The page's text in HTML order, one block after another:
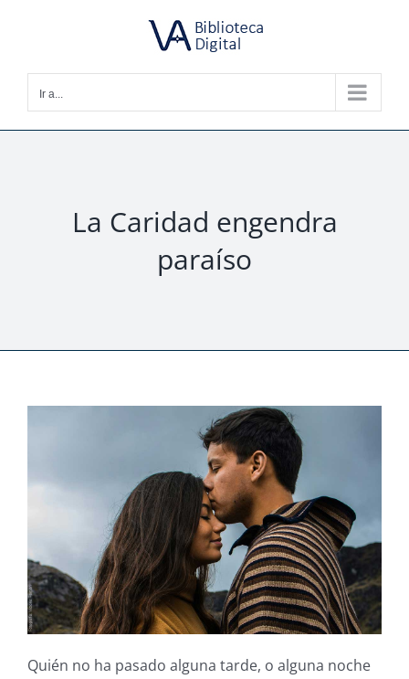
Ir a...
La Caridad engendra
paraíso
Quién no ha pasado alguna tarde, o alguna noche